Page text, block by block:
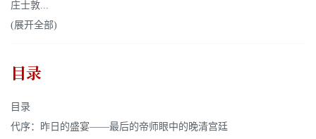
庄士敦...
(展开全部)
目录
目录
代序：昨日的盛宴——最后的帝师眼中的晚清宫廷